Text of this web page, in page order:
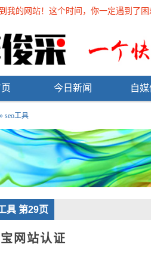
我的网站！这个时间，你一定遇到了
今日新闻 自
» seo工具
具 第29页
网站认证